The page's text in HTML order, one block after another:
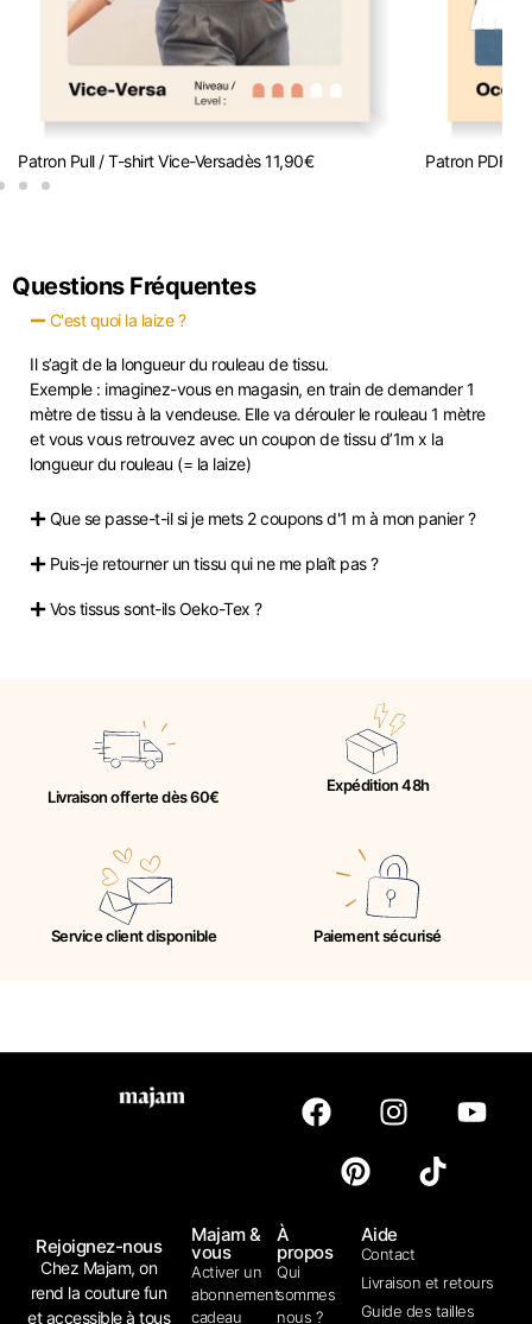
Patron Pull / T-shirt Vice-Versadès11,90€ Patron PDF
Questions Fréquentes
C'est quoi la laize ?
Il s’agit de la longueur du rouleau de tissu.
Exemple : imaginez-vous en magasin, en train de demander 1
mètre de tissu à la vendeuse. Elle va dérouler le rouleau 1 mètre
et vous vous retrouvez avec un coupon de tissu d’1m x la
longueur du rouleau (= la laize)
Que se passe-t-il si je mets 2 coupons d'1 m à mon panier ?
Puis-je retourner un tissu qui ne me plaît pas ?
Vos tissus sont-ils Oeko-Tex ?
Livraison offerte dès 60€
Expédition 48h
Service client disponible Paiement sécurisé
Aide
Contact
Livraison et retours
Guide des tailles
À
propos
Qui
sommes
nous ?
Majam &
vous
Activer un
abonnement
cadeau
Rejoignez-nous
Chez Majam, on
rend la couture fun
et accessible à tous